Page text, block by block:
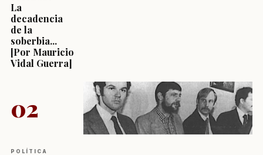
La
decadencia
de la
soberbia...
[Por Mauricio
Vidal Guerra]
02
POLÍTICA